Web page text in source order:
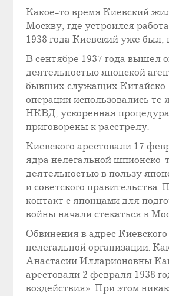
Какое-то время Киевский жил
Москву, где устроился
1938 года Киевский уже был,
В сентябре 1937 года вышел
деятельностью японской
бывших служащих
операции использовались
НКВД, ускоренная процедура
приговорены к расстрелу.
Киевского арестовали 17
ядра нелегальной шпионско-
деятельностью в пользу
и советского
контакт с японцами для
войны начали стекаться в
Обвинения в адрес
нелегальной организации.
Анастасии Илларионовны
арестовали 2 февраля 1938
воздействия». При этом